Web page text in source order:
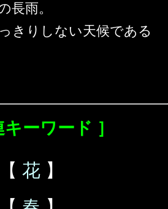
長雨。
きりしない天候である
キーワード ］
【 花 】